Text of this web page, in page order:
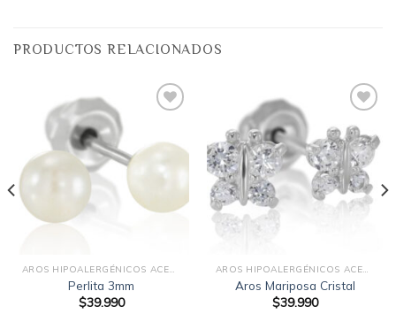
PRODUCTOS RELACIONADOS
lista
deseos
AROS HIPOALERGÉNICOS ACERO QUIRÚRGICO
Perlita 3mm
$39.990
Añadir
a la
lista
de
deseos
AROS HIPOALERGÉNICOS ACERO QUIRÚRGICO
Aros Mariposa Cristal
$39.990